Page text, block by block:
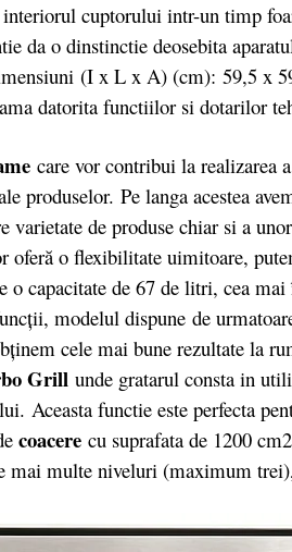
cuptorului intr-un timp
da o dinstinctie deosebita
(I x L x A) (cm): 59,5 x
datorita functiilor si dotarilor
care vor contribui la realizarea
produselor. Pe langa acestea
varietate de produse chiar si a
oferă o flexibilitate uimitoare,
capacitate de 67 de litri, cea mai
modelul dispune de
cele mai bune rezultate la
Grill unde gratarul consta in
Aceasta functie este perfecta
coacere cu suprafata de 1200
mai multe niveluri (maximum